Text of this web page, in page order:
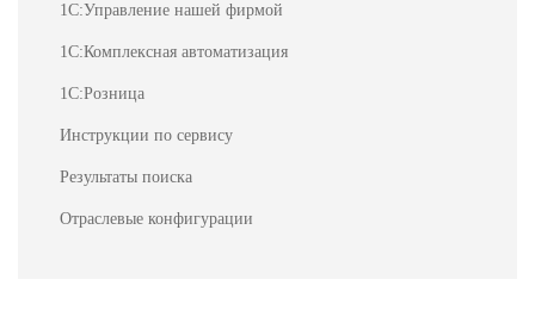
1С:Управление нашей фирмой
1С:Комплексная автоматизация
1С:Розница
Инструкции по сервису
Результаты поиска
Отраслевые конфигурации